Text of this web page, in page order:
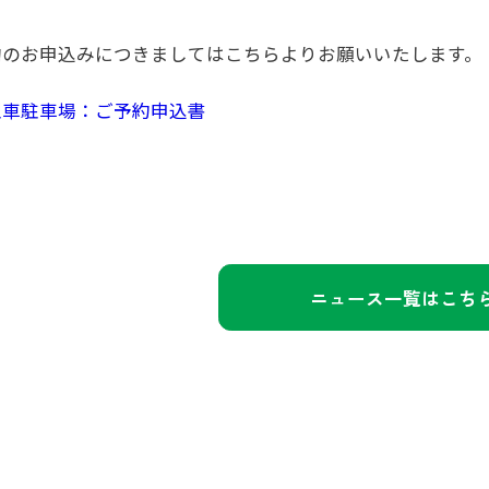
お申込みにつきましてはこちらよりお願いいたします。
車駐車場：ご予約申込書
ニュース一覧はこち